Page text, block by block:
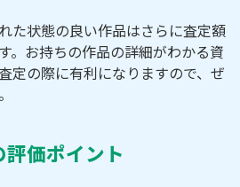
た状態の良い作品はさらに査定額
。お持ちの作品の詳細がわかる資
定の際に有利になりますので、ぜ
価ポイント